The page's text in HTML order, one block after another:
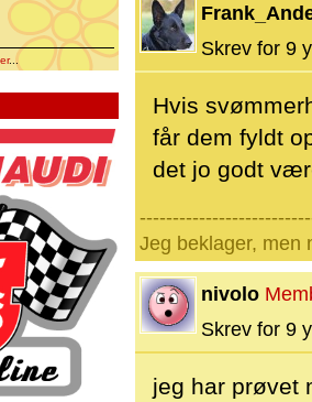
...
Skrev for 9
Hvis
får dem fyldt
det jo godt
Jeg beklager, men
nivolo
Skrev for 9
jeg har prøvet